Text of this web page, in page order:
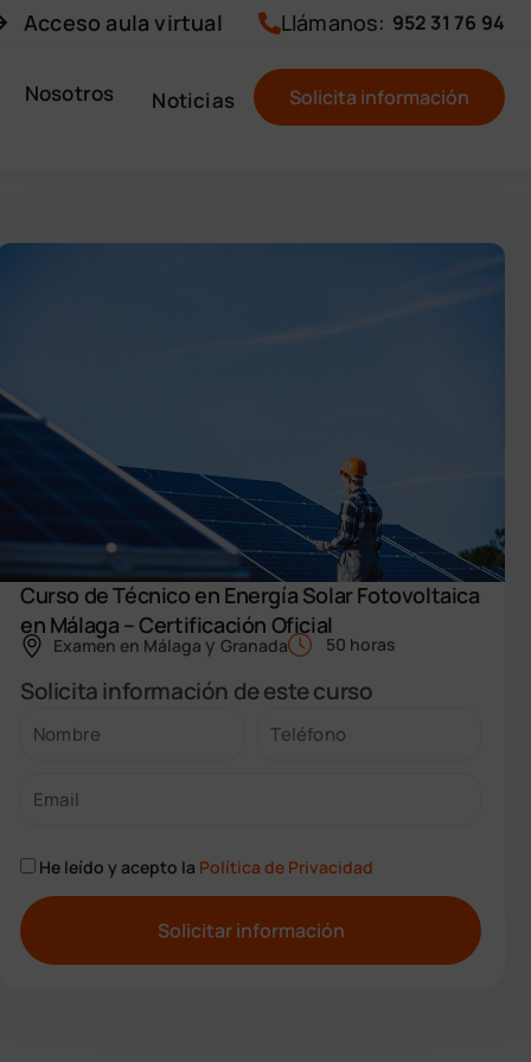
Acceso aula virtual Llámanos: 952 31 76 94
Nosotros Noticias Solicita información
Curso de Técnico en Energía Solar Fotovoltaica
en Málaga – Certificación Oficial
Examen en Málaga y Granada 50 horas
Solicita información de este curso
He leído y acepto la Política de Privacidad